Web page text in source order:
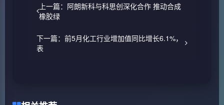
上一篇：阿朗新科与科思创深化合作 推动合成
橡胶绿
下一篇：前5月化工行业增加值同比增长6.1%，
表